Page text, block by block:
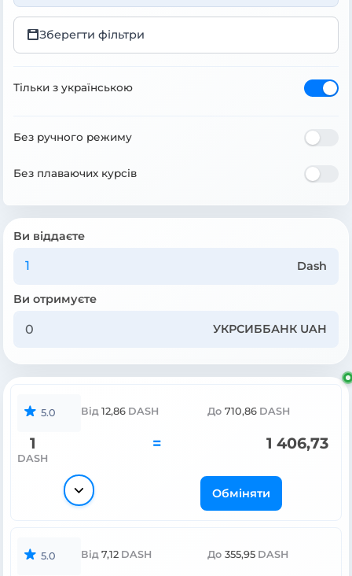
Зберегти фільтри
Тільки з українською
Без ручного режиму
Без плаваючих курсів
Ви віддаєте
Dash
Ви отримуєте
УКРСИББАНК UAH
5.0 Від 12,86 DASH До 710,86 DASH
1
DASH
= 1 406,73
Обміняти
5.0 Від 7,12 DASH До 355,95 DASH